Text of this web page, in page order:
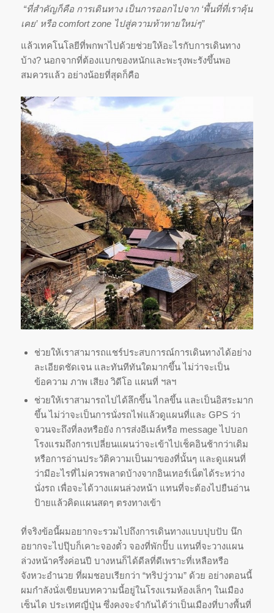
“ที่สำคัญก็คือ การเดินทาง เป็นการออกไปจาก ‘พื้นที่ที่เราคุ้น
เคย’ หรือ comfort zone ไปสู่ความท้าทายใหม่ๆ”
แล้วเทคโนโลยีที่พกพาไปด้วยช่วยให้อะไรกับการเดินทาง
บ้าง? นอกจากที่ต้องแบกของหนักและพะรุงพะรังขึ้นพอ
สมควรแล้ว อย่างน้อยที่สุดก็คือ
ช่วยให้เราสามารถแชร์ประสบการณ์การเดินทางได้อย่าง
ละเอียดชัดเจน และทันทีทันใดมากขึ้น ไม่ว่าจะเป็น
ข้อความ ภาพ เสียง วิดีโอ แผนที่ ฯลฯ
ช่วยให้เราสามารถไปได้ลึกขึ้น ไกลขึ้น และเป็นอิสระมาก
ขึ้น ไม่ว่าจะเป็นการนั่งรถไฟแล้วดูแผนที่และ GPS ว่า
จวนจะถึงที่ลงหรือยัง การส่งอีเมล์หรือ message ไปบอก
โรงแรมถึงการเปลี่ยนแผนว่าจะเข้าไปเช็คอินช้ากว่าเดิม
หรือการอ่านประวัติความเป็นมาของที่นั้นๆ และดูแผนที่
ว่ามีอะไรที่ไม่ควรพลาดบ้างจากอินเทอร์เน็ตได้ระหว่าง
นั่งรถ เพื่อจะได้วางแผนล่วงหน้า แทนที่จะต้องไปยืนอ่าน
ป้ายแล้วคิดแผนสดๆ ตรงทางเข้า
ที่จริงข้อนี้ผมอยากจะรวมไปถึงการเดินทางแบบปุบปับ นึก
อยากจะไปปุ๊บก็เคาะจองตั๋ว จองที่พักปั๊บ แทนที่จะวางแผน
ล่วงหน้าครึ่งค่อนปี บางหนก็ได้ดีลที่ดีเพราะที่เหลือหรือ
จังหวะอำนวย ที่ผมชอบเรียกว่า “ทริปวู่วาม” ด้วย อย่างตอนนี้
ผมกำลังนั่งเขียนบทความนี้อยู่ในโรงแรมห้องเล็กๆ ในเมือง
เซ็นได ประเทศญี่ปุ่น ซึ่งคงจะจำกันได้ว่าเป็นเมืองที่บางพื้นที่